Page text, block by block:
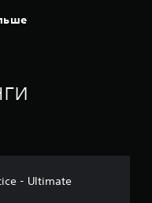
- Ultimate